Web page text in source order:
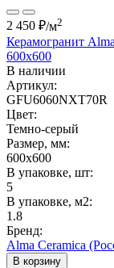
2 450 ₽/м2
Керамогранит
600x600
В наличии
Артикул:
GFU6060NXT70R
Цвет:
Темно-серый
Размер, мм:
600x600
В упаковке, шт:
5
В упаковке, м2:
1.8
Бренд:
Alma Ceramica
В корзину